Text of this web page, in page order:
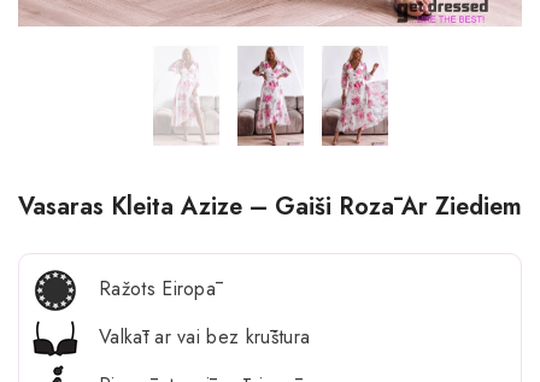
Vasaras Kleita Azize – Gaiši Rozā Ar Ziediem
Ražots Eiropā
Valkāt ar vai bez krūštura